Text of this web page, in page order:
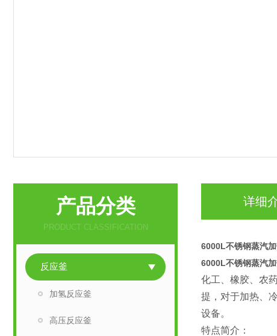
产品分类
PRODUCT CLASSIFICATION
反应釜
加氢反应釜
高压反应釜
详细
6000L不锈钢蒸汽
6000L不锈钢蒸汽
化工、橡胶、农
提，对于加热、
设备。
特点简介：